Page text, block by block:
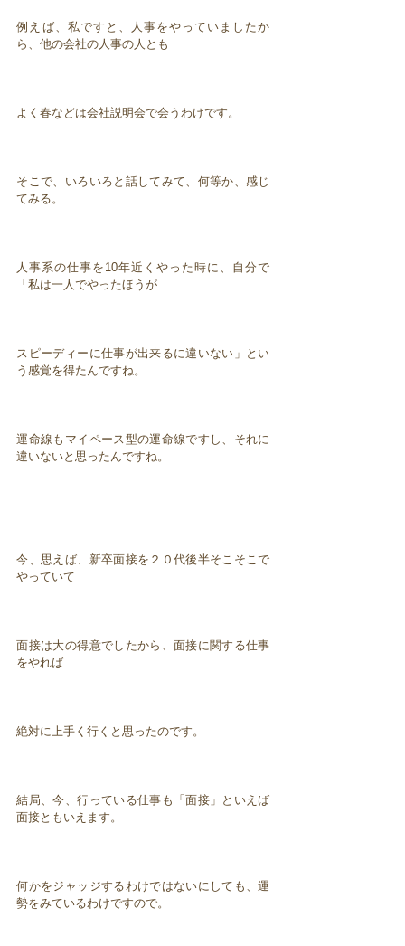
例えば、私ですと、人事をやっていましたか
ら、他の会社の人事の人とも
よく春などは会社説明会で会うわけです。
そこで、いろいろと話してみて、何等か、感じ
てみる。
人事系の仕事を10年近くやった時に、自分で
「私は一人でやったほうが
スピーディーに仕事が出来るに違いない」とい
う感覚を得たんですね。
運命線もマイペース型の運命線ですし、それに
違いないと思ったんですね。
今、思えば、新卒面接を２０代後半そこそこで
やっていて
面接は大の得意でしたから、面接に関する仕事
をやれば
絶対に上手く行くと思ったのです。
結局、今、行っている仕事も「面接」といえば
面接ともいえます。
何かをジャッジするわけではないにしても、運
勢をみているわけですので。